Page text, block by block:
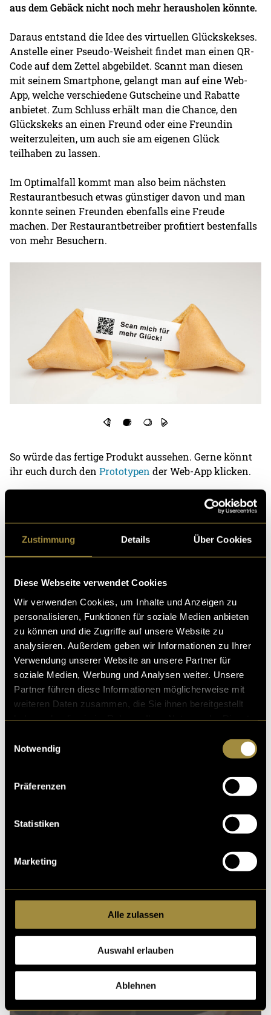
Zustimmung Details Über Cookies
Diese Webseite verwendet Cookies
Wir verwenden Cookies, um Inhalte und Anzeigen zu
personalisieren, Funktionen für soziale Medien anbieten
zu können und die Zugriffe auf unsere Website zu
analysieren. Außerdem geben wir Informationen zu Ihrer
Verwendung unserer Website an unsere Partner für
soziale Medien, Werbung und Analysen weiter. Unsere
Partner führen diese Informationen möglicherweise mit
weiteren Daten zusammen, die Sie ihnen bereitgestellt
Notwendig
Präferenzen
Statistiken
Marketing
Alle zulassen
Auswahl erlauben
Ablehnen
aus dem Gebäck nicht noch mehr herausholen könnte.
Daraus entstand die Idee des virtuellen Glückskekses.
Anstelle einer Pseudo-Weisheit findet man einen QR-
Code auf dem Zettel abgebildet. Scannt man diesen
mit seinem Smartphone, gelangt man auf eine Web-
App, welche verschiedene Gutscheine und Rabatte
anbietet. Zum Schluss erhält man die Chance, den
Glückskeks an einen Freund oder eine Freundin
weiterzuleiten, um auch sie am eigenen Glück
teilhaben zu lassen.
Im Optimalfall kommt man also beim nächsten
Restaurantbesuch etwas günstiger davon und man
konnte seinen Freunden ebenfalls eine Freude
machen. Der Restaurantbetreiber profitiert bestenfalls
von mehr Besuchern.
So würde das fertige Produkt aussehen. Gerne könnt
ihr euch durch denPrototypender Web-App klicken.
Kritik
Ähnliche Artikel